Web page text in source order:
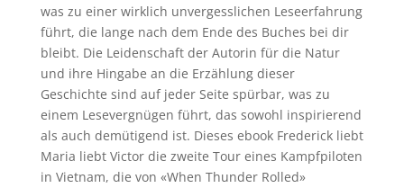
was zu einer wirklich unvergesslichen Leseerfahrung
führt, die lange nach dem Ende des Buches bei dir
bleibt. Die Leidenschaft der Autorin für die Natur
und ihre Hingabe an die Erzählung dieser
Geschichte sind auf jeder Seite spürbar, was zu
einem Lesevergnügen führt, das sowohl inspirierend
als auch demütigend ist. Dieses ebook Frederick liebt
Maria liebt Victor die zweite Tour eines Kampfpiloten
in Vietnam, die von «When Thunder Rolled»